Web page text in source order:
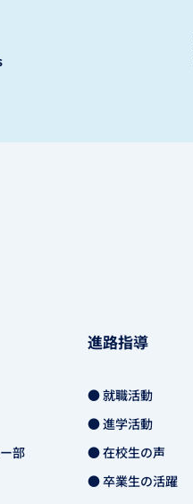
部
進路指導
● 就職活動
● 進学活動
● 在校生の声
● 卒業生の活躍